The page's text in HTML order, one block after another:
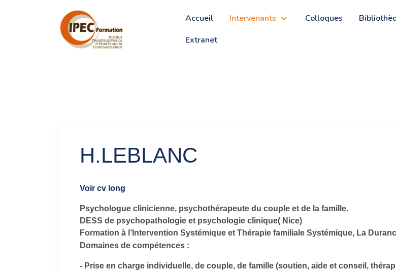
Accueil Intervenants Colloques
Extranet
H.LEBLANC
Voir cv long
Psychologue clinicienne, psychothérapeute du couple et de la famille.
DESS de psychopathologie et psychologie clinique( Nice)
Formation à l’Intervention Systémique et Thérapie familiale Systémique, La
Domaines de compétences :
- Prise en charge individuelle, de couple, de famille (soutien, aide et conseil,